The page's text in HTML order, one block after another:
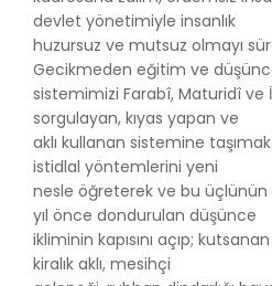
devlet yönetimiyle insanlık
huzursuz ve mutsuz olmayı
Gecikmeden eğitim ve
sistemimizi Farabî, Maturidî ve
sorgulayan, kıyas yapan ve
aklı kullanan sistemine
istidlal yöntemlerini yeni
nesle öğreterek ve bu üçlünün
yıl önce dondurulan düşünce
ikliminin kapısını açıp;
kiralık aklı, mesihçi